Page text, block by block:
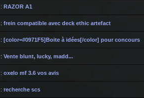
: RAZOR A1
: frein compatible avec deck ethic artefact
: [color=#0971F5]Boite à idées[/color] pour concours
: Vente blunt, lucky, madd...
: oxelo mf 3.6 vos avis
: recherche scs